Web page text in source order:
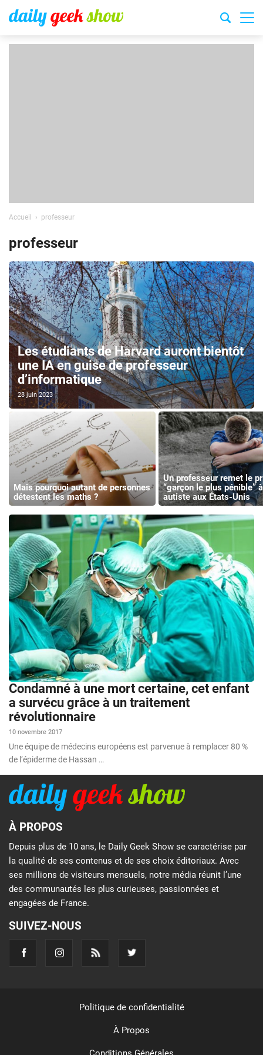
Accueil professeur
professeur
Les étudiants de Harvard auront bientôt
une IA en guise de professeur
d’informatique
28 juin 2023
Mais pourquoi autant de personnes
détestent les maths ?
Un professeur remet le
“garçon le plus pénible”
autiste aux États-Unis
Condamné à une mort certaine, cet enfant
a survécu grâce à un traitement
révolutionnaire
10 novembre 2017
Une équipe de médecins européens est parvenue à remplacer 80 %
de l’épiderme de Hassan …
À PROPOS
Depuis plus de 10 ans, le Daily Geek Show se caractérise par
la qualité de ses contenus et de ses choix éditoriaux. Avec
ses millions de visiteurs mensuels, notre média réunit l’une
des communautés les plus curieuses, passionnées et
engagées de France.
SUIVEZ-NOUS
Politique de confidentialité
À Propos